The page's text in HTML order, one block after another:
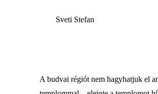
Sveti Stefan
A budvai régiót nem hagyhatjuk el